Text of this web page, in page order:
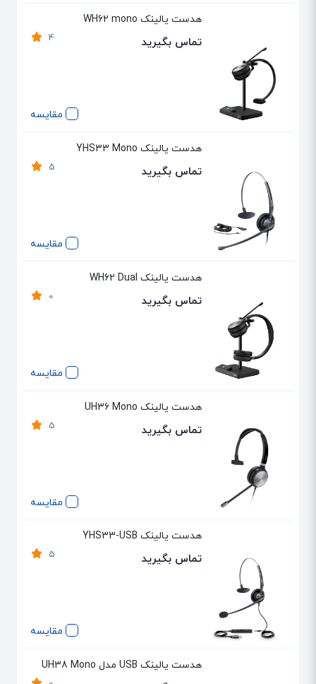
مقایسه
هدست یالینک WH62 mono
4 تماس بگیرید
مقایسه
هدست یالینک YHS33 Mono
5 تماس بگیرید
مقایسه
هدست یالینک WH62 Dual
0 تماس بگیرید
مقایسه
هدست یالینک UH36 Mono
5 تماس بگیرید
مقایسه
هدست یالینک YHS33-USB
5 تماس بگیرید
هدست یالینک USB مدل UH38 Mono